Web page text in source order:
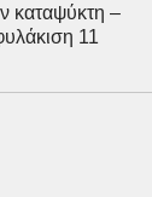
καταψύκτη –
11